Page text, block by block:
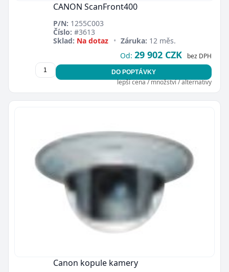
CANON ScanFront400
P/N: 1255C003
Číslo: #3613
Sklad: Na dotaz • Záruka: 12 měs.
Od: 29 902 CZK bez DPH
DO POPTÁVKY
lepší cena / množství / alternativy
Canon kopule kamery